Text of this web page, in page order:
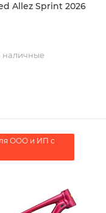
Allez Sprint 2026
наличные
ООО и ИП с